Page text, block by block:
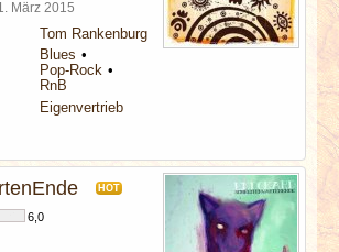
März 2015
Tom Rankenburg
Blues
Pop-Rock
RnB
Eigenvertrieb
HOT
6,0